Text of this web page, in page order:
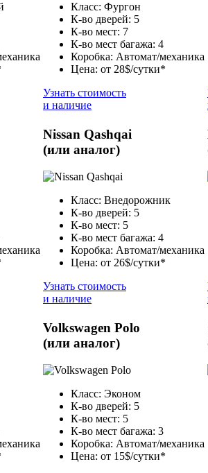
Класс: Фургон
К-во дверей: 5
К-во мест: 7
К-во мест багажа: 4
Коробка: Автомат/механика
Цена: от 28$/сутки*
Узнать стоимость
и наличие
Nissan Qashqai
(или аналог)
Класс: Внедорожник
К-во дверей: 5
К-во мест: 5
К-во мест багажа: 4
Коробка: Автомат/механика
Цена: от 26$/сутки*
Узнать стоимость
и наличие
Volkswagen Polo
(или аналог)
Класс: Эконом
К-во дверей: 5
К-во мест: 5
К-во мест багажа: 3
Коробка: Автомат/механика
Цена: от 15$/сутки*